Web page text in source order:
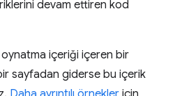
devam ettiren kod
oynatma içeriği içeren bir
sayfadan giderse bu içerik